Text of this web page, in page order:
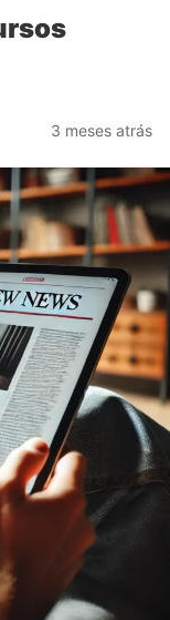
3 meses atrás